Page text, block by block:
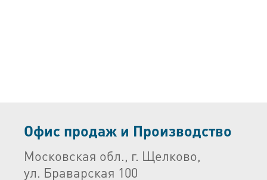
Офис продаж и Производство
Московская обл., г. Щелково,
ул. Браварская 100